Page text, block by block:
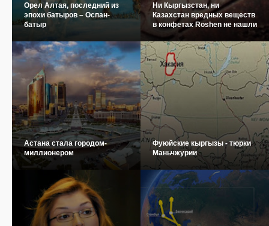
Орел Алтая, последний из
эпохи батыров – Оспан-
батыр
Ни Кыргызстан, ни
Казахстан вредных веществ
в конфетах Roshen не нашли
Астана стала городом-
миллионером
Фуюйские кыргызы - тюрки
Маньчжурии